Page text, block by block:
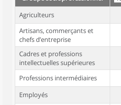
Agriculteurs
Artisans, commerçants et
chefs d’entreprise
Cadres et professions
intellectuelles supérieures
Professions intermédiaires
Employés